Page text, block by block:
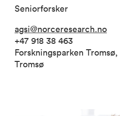
Seniorforsker
agsi@norceresearch.no
+47 918 38 463
Forskningsparken
Tromsø